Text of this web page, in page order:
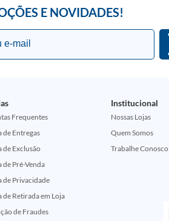
E NOVIDADES!
Frequentes
de Entregas
de Exclusão
de Pré-Venda
de Privacidade
de Retirada em Loja
de Fraudes
Institucional
Nossas Lojas
Quem Somos
Trabalhe Conosco